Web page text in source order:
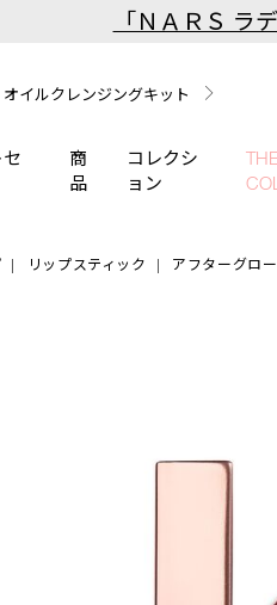
「ＮＡＲＳ ラ
キッドブラッシュご購入でプ
ら】新リキッドブラッシュス
オイルクレンジングキット
ト】カラーアイテムをあの人
ント】ORGASM CAMPAIGN
商
品
コレクシ
ョン
リップスティック アフターグロ